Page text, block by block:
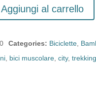
Aggiungi al carrello
Categories: Biciclette
bici muscolare ,city,